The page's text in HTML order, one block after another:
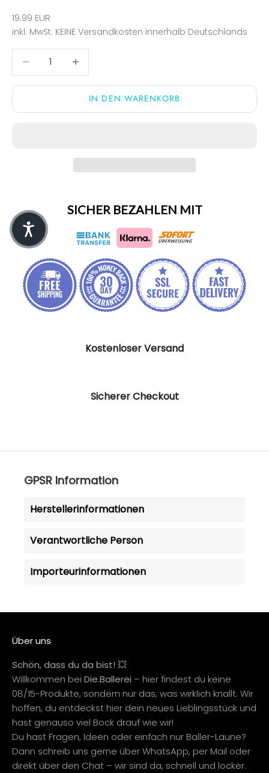
Angebot
19.99 EUR
inkl. MwSt. KEINE Versandkosten innerhalb Deutschlands
Anzahl verringern
IN DEN WARENKORB
SICHER BEZAHLEN MIT
Kostenloser Versand
Sicherer Checkout
GPSR Information
Herstellerinformationen
Verantwortliche Person
Importeurinformationen
Über uns
Schön, dass du da bist! 💥
Willkommen bei Die.Ballerei – hier findest du keine
08/15-Produkte, sondern nur das, was wirklich knallt. Wir
hoffen, du entdeckst hier dein neues Lieblingsstück und
hast genauso viel Bock drauf wie wir!
Du hast Fragen, Ideen oder einfach nur Baller-Laune?
Dann schreib uns gerne über WhatsApp, per Mail oder
direkt über den Chat – wir sind da, schnell und locker.